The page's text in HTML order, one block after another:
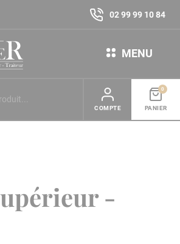
02 99 99 10 84
MENU
COMPTE PANIER
0
-